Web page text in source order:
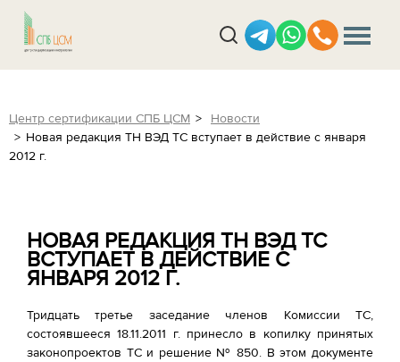
Центр сертификации СПБ ЦСМ
Новости
Новая редакция ТН ВЭД ТС вступает в действие с января
2012 г.
НОВАЯ РЕДАКЦИЯ ТН ВЭД ТС
ВСТУПАЕТ В ДЕЙСТВИЕ С
ЯНВАРЯ 2012 Г.
Тридцать третье заседание членов Комиссии ТС,
состоявшееся 18.11.2011 г. принесло в копилку принятых
законопроектов ТС и решение № 850. В этом документе